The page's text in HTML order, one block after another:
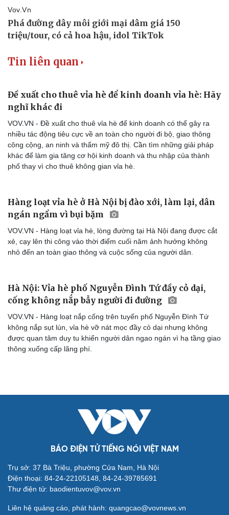
Cải chính
Tin liên quan
Đề xuất cho thuê vỉa hè để kinh doanh vỉa hè: Hãy
nghĩ khác đi
VOV.VN - Đề xuất cho thuê vỉa hè để kinh doanh có thể gây ra
nhiều tác động tiêu cực về an toàn cho người đi bộ, giao thông
công cộng, an ninh và thẩm mỹ đô thị. Cần tìm những giải pháp
khác để làm gia tăng cơ hội kinh doanh và thu nhập của thành
phố thay vì cho thuê không gian vỉa hè.
Hàng loạt vỉa hè ở Hà Nội bị đào xới, làm lại, dân
ngán ngẩm vì bụi bặm
VOV.VN - Hàng loạt vỉa hè, lòng đường tại Hà Nội đang được cắt
xẻ, cạy lên thi công vào thời điểm cuối năm ảnh hưởng không
nhỏ đến an toàn giao thông và cuộc sống của người dân.
Hà Nội: Vỉa hè phố Nguyễn Đình Tứ đầy cỏ dại,
cống không nắp bẫy người đi đường
VOV.VN - Hàng loạt nắp cống trên tuyến phố Nguyễn Đình Tứ
không nắp sụt lún, vỉa hè vỡ nát mọc đầy cỏ dại nhưng không
được quan tâm duy tu khiến người dân ngao ngán vì hạ tầng giao
thông xuống cấp lãng phí.
BÁO ĐIỆN TỬ TIẾNG NÓI VIỆT NAM
Trụ sở: 37 Bà Triệu, phường Cửa Nam, Hà Nội
Điện thoại: 84-24-22105148, 84-24-39785691
Thư điện tử: baodientuvov@vov.vn
Liên hệ quảng cáo, phát hành: quangcao@vovnews.vn